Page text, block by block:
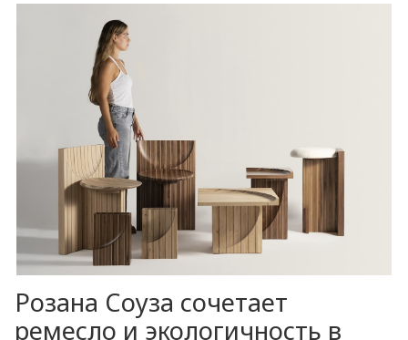
Розана Соуза сочетает
ремесло и экологичность в